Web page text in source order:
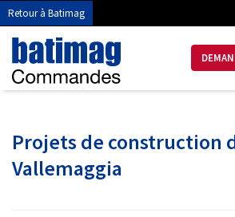
Retour à Batimag
Projets de construction
Vallemaggia